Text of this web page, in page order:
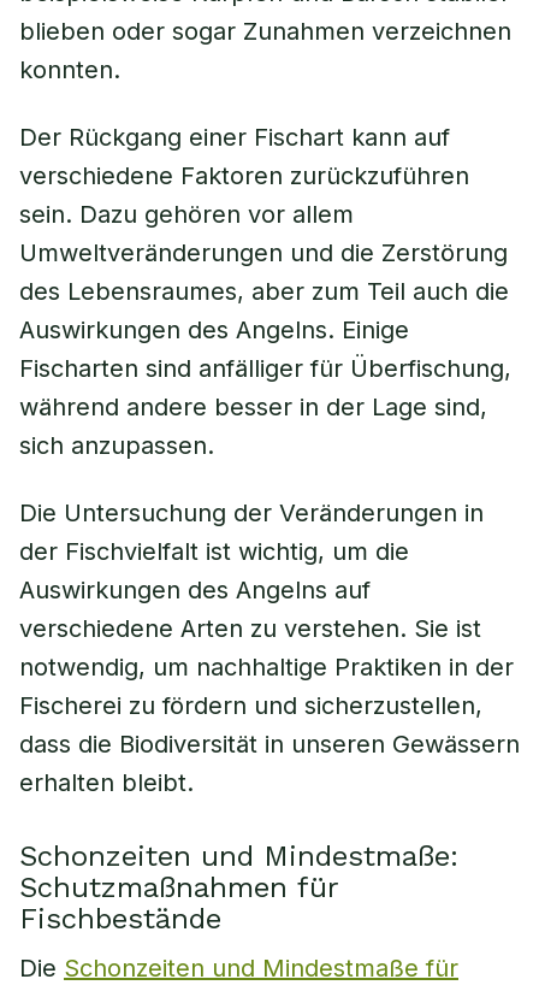
blieben oder sogar Zunahmen verzeichnen
konnten.
Der Rückgang einer Fischart kann auf
verschiedene Faktoren zurückzuführen
sein. Dazu gehören vor allem
Umweltveränderungen und die Zerstörung
des Lebensraumes, aber zum Teil auch die
Auswirkungen des Angelns. Einige
Fischarten sind anfälliger für Überfischung,
während andere besser in der Lage sind,
sich anzupassen.
Die Untersuchung der Veränderungen in
der Fischvielfalt ist wichtig, um die
Auswirkungen des Angelns auf
verschiedene Arten zu verstehen. Sie ist
notwendig, um nachhaltige Praktiken in der
Fischerei zu fördern und sicherzustellen,
dass die Biodiversität in unseren Gewässern
erhalten bleibt.
Schonzeiten und Mindestmaße:
Schutzmaßnahmen für
Fischbestände
Die Schonzeiten und Mindestmaße für